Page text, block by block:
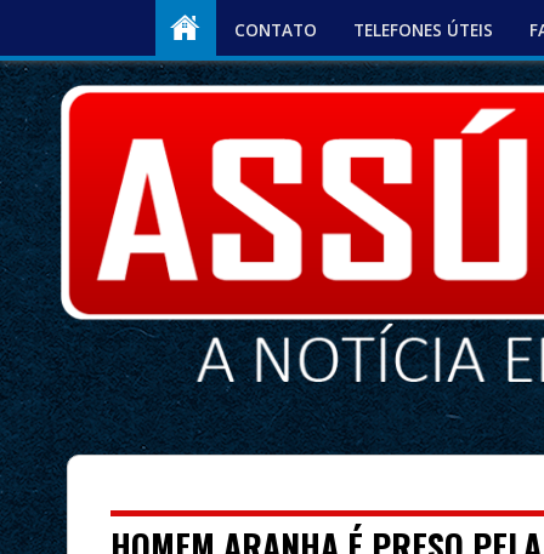
CONTATO TELEFONES ÚTEIS